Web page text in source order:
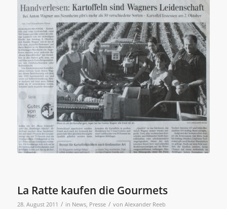
La Ratte kaufen die Gourmets
28. August 2011 / in News, Presse / von Alexander Reeb